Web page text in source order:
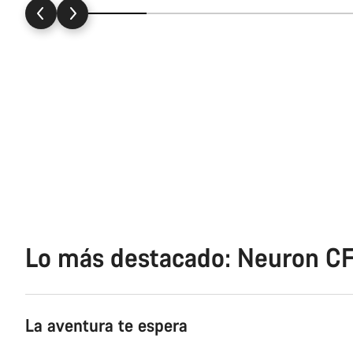
Lo más destacado: Neuron
La aventura te espera